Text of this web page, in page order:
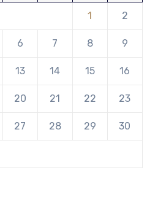
1 2
6 7 8 9
13 14 15 16
20 21 22 23
27 28 29 30